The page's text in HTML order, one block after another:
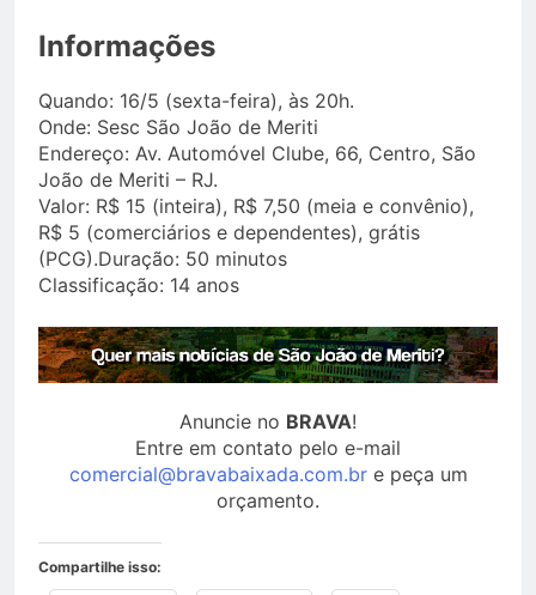
Informações
Quando: 16/5 (sexta-feira), às 20h.
Onde: Sesc São João de Meriti
Endereço: Av. Automóvel Clube, 66, Centro, São
João de Meriti – RJ.
Valor: R$ 15 (inteira), R$ 7,50 (meia e convênio),
R$ 5 (comerciários e dependentes), grátis
(PCG).Duração: 50 minutos
Classificação: 14 anos
Anuncie no BRAVA!
Entre em contato pelo e-mail
comercial@bravabaixada.com.bre peça um
orçamento.
Compartilhe isso: